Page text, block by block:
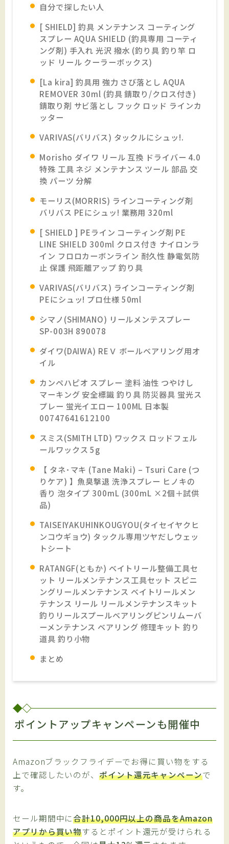
自分で探したい人
[ SHIELD] 釣具 メンテナンス コーティング
スプレー AQUA SHIELD (釣具専用 コーティ
ング剤) 手入れ 光沢 撥水 (釣り具 釣り竿 ロ
ッド リール クーラーボックス)
[La kira] 釣具用 強力 さび落とし AQUA
REMOVER 30ml (釣具 錆取り/クロス付き)
錆取り剤 サビ落とし フック ロッド ラインカ
ッター
VARIVAS(バリバス) タックルにシュッ!.
Morisho ダイワ リール 互換 ドライバー 4.0
特殊 工具 ネジ メンテナンス ツール 部品 交
換 パーツ 分解
モーリス(MORRIS) ラインコーティング剤
バリバス PEにシュッ! 業務用 320ml
[ SHIELD ] PEライン コーティング剤 PE
LINE SHIELD 300ml クロス付き ナイロンラ
イン フロロカーボンライン 耐久性 静電気防
止 保護 飛距離アップ 釣り具
VARIVAS(バリバス) ラインコーティング剤
PEにシュッ! プロ仕様 50ml
シマノ(SHIMANO) リールメンテスプレー
SP-003H 890078
ダイワ(DAIWA) REＶ ボールベアリング用オ
イル
カンペハピオ スプレー 塗料 油性 つやけし
マーキング 安全標識 釣り具 防災器具 蛍光ス
プレー 蛍光イエロー 100ML 日本製
00747641612100
スミス(SMITH LTD) ワックス ロッドフェル
ールワックス 5g
【 タネ･マキ (Tane Maki) – Tsuri Care (つ
りケア) 】魚臭撃退 洗浄スプレー ヒノキの
香り 泡タイプ 300mL (300mL ×2個＋試供
品)
TAISEIYAKUHINKOUGYOU(タイセイヤクヒ
ンコウギョウ) タックル専用ツヤだしウェッ
トシート
RATANGF(ともか) ベイトリール整備工具セ
ット リールメンテナンス工具セット スピニ
ングリールメンテナンス ベイトリールメン
テナンス リール リールメンテナンスキット
釣りリールスプールベアリングピンリムーバ
ーメンテナンス ベアリング 修理キット 釣り
道具 釣り小物
まとめ
ポイントアップキャンペーンも開催中
Amazonブラックフライデーでお得に買い物をする
上で確認したいのが、 ポイント還元キャンペーンで
す。
セール期間中に合計10,000円以上の商品をAmazon
アプリから買い物するとポイント還元が受けられる